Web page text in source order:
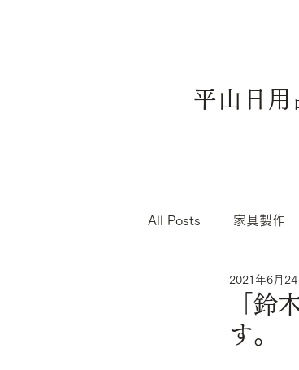
平山日用
All Posts 家具製作
「鈴
す。
2021年6月24